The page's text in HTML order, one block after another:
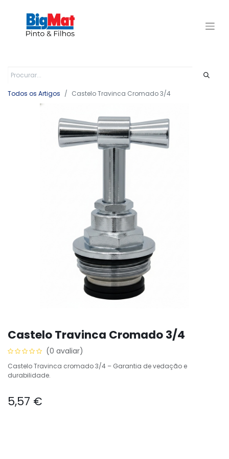
Todos os Artigos Castelo Travinca Cromado 3/4
Castelo Travinca Cromado 3/4
(0 avaliar)
Castelo Travinca cromado 3/4 – Garantia de vedação e
durabilidade.
5,57 €